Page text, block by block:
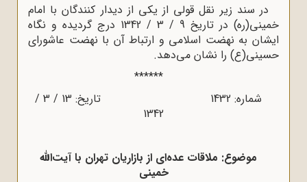
در سند زیر نقل قولی از یکی از دیدار کنندگان با امام
خمینی(ره) در تاریخ 9 / 3 / 1342 درج گردیده و نگاه
ایشان به نهضت اسلامی و ارتباط آن با نهضت عاشورای
حسینی(ع) را نشان می‌دهد.
******
شماره: 1432 تاریخ: 13 / 3 /
1342
موضوع: ملاقات عده‌ای از بازاریان تهران با آیت‌الله
خمینی